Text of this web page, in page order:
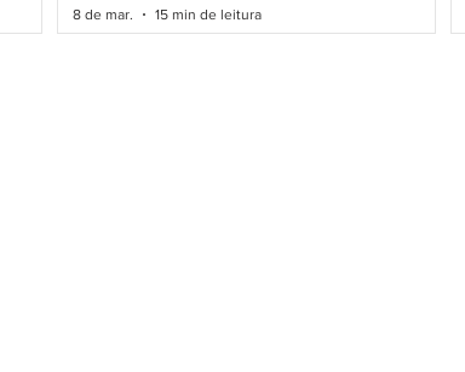
8 de mar. 15 min de leitura